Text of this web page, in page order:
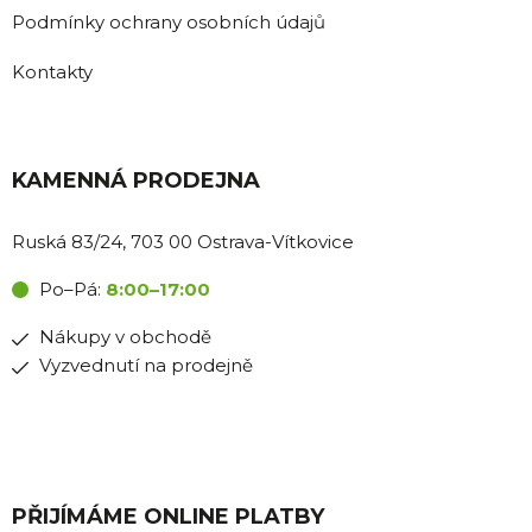
Podmínky ochrany osobních údajů
Kontakty
KAMENNÁ PRODEJNA
Ruská 83/24, 703 00 Ostrava-Vítkovice
Po–Pá: 8:00–17:00
Nákupy v obchodě
Vyzvednutí na prodejně
PŘIJÍMÁME ONLINE PLATBY